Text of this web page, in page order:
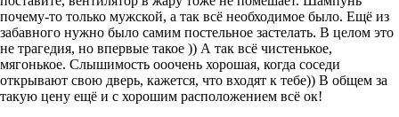
почему-то только мужской, а так всё необходимое было. Ещё из
забавного нужно было самим постельное застелать. В целом это
не трагедия, но впервые такое )) А так всё чистенькое,
мягонькое. Слышимость ооочень хорошая, когда соседи
открывают свою дверь, кажется, что входят к тебе)) В общем за
такую цену ещё и с хорошим расположением всё ок!